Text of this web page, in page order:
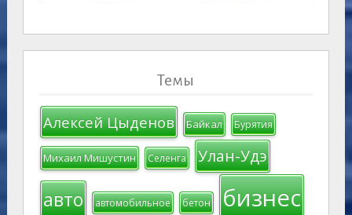
Темы
Алексей Цыденов Байкал Бурятия
Михаил Мишустин Селенга Улан-Удэ
авто автомобильное бетон бизнес